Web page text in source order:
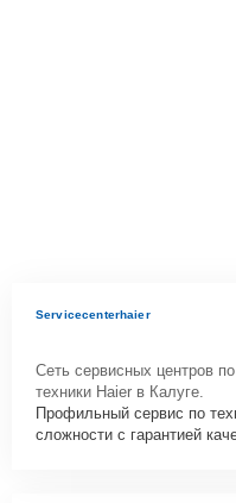
Servicecenterhaier
Сеть сервисных центров
техники Haier в Калуге.
Профильный сервис по
сложности с гарантией